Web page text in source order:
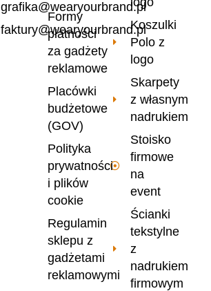
Koszulki
Polo z
logo
Skarpety
z własnym
nadrukiem
Stoisko
firmowe
na
event
Ścianki
tekstylne
z
nadrukiem
firmowym
Formy
płatności
za gadżety
reklamowe
Placówki
budżetowe
(GOV)
Polityka
prywatności
i plików
cookie
Regulamin
sklepu z
gadżetami
reklamowymi
grafika@wearyourbrand.pl
faktury@wearyourbrand.pl